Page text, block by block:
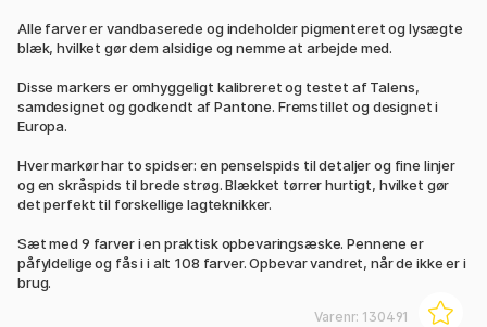
Alle farver er vandbaserede og indeholder pigmenteret og lysægte
blæk, hvilket gør dem alsidige og nemme at arbejde med.
Disse markers er omhyggeligt kalibreret og testet af Talens,
samdesignet og godkendt af Pantone. Fremstillet og designet i
Europa.
Hver markør har to spidser: en penselspids til detaljer og fine linjer
og en skråspids til brede strøg. Blækket tørrer hurtigt, hvilket gør
det perfekt til forskellige lagteknikker.
Sæt med 9 farver i en praktisk opbevaringsæske. Pennene er
påfyldelige og fås i i alt 108 farver. Opbevar vandret, når de ikke er i
brug.
Varenr: 130491